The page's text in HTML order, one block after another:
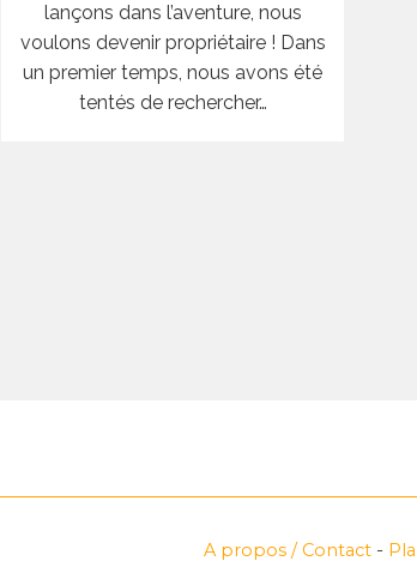
lançons dans l’aventure, nous
voulons devenir propriétaire ! Dans
un premier temps, nous avons été
tentés de rechercher…
A propos / Contact-